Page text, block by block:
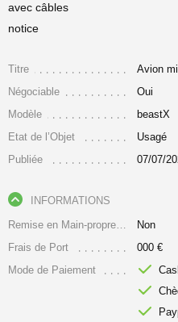
avec câbles
notice
Titre
Avion
Négociable
Oui
Modèle
beastX
Etat de l’Objet
Usagé
Publiée
07/07/
INFORMATIONS
Remise en Main-propre Uniquement
Non
Frais de Port
000 €
Mode de Paiement